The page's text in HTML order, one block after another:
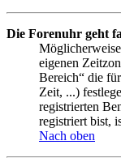
Die Forenuhr geht
eigenen
Bereich“ die
Zeit, ...)
registrierten
registriert bist,
Nach oben